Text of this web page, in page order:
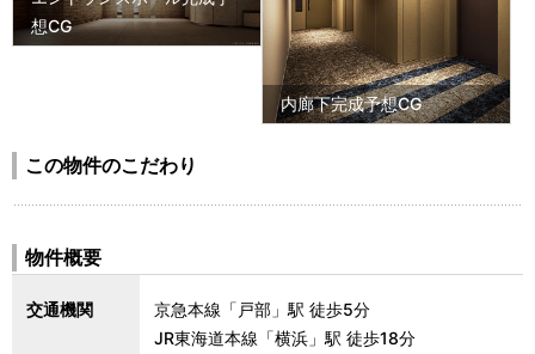
想CG
内廊下完成予想CG
この物件のこだわり
物件概要
交通機関
京急本線「戸部」駅 徒歩5分
JR東海道本線「横浜」駅 徒歩18分